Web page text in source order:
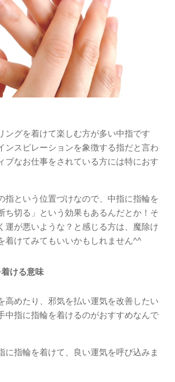
ングを着けて楽しむ方が多い中指です
ンスピレーションを象徴する指だと言わ
ブなお仕事をされている方には特におす
指という位置づけなので、中指に指輪を
ち切る」という効果もあるんだとか！そ
運が悪いような？と感じる方は、魔除け
着けてみてもいいかもしれません^^
ける意味
高めたり、邪気を払い運気を改善したい
中指に指輪を着けるのがおすすめなんで
に指輪を着けて、良い運気を呼び込みま